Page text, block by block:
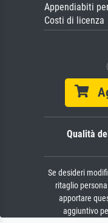
Appendiabiti
Costi di licenza
Qualità
Se desideri
ritaglio
apportare
aggiuntivo